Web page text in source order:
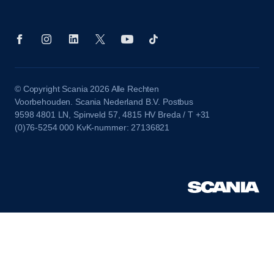
© Copyright Scania 2026 Alle Rechten
Voorbehouden. Scania Nederland B.V. Postbus
9598 4801 LN, Spinveld 57, 4815 HV Breda / T +31
(0)76-5254 000 KvK-nummer: 27136821